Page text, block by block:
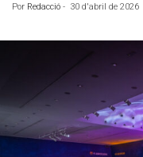
Por Redacció - 30 d'abril de 2026